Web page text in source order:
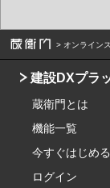
オンライン
建設DXプラ
蔵衛門とは
機能一覧
今すぐはじめる
ログイン